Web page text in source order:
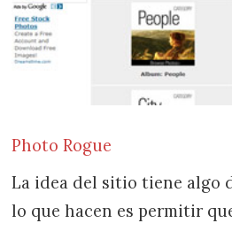
Photo Rogue
La idea del sitio tiene algo
lo que hacen es permitir